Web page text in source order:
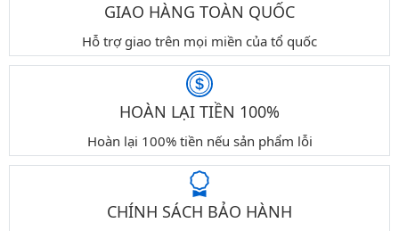
GIAO HÀNG TOÀN QUỐC
Hỗ trợ giao trên mọi miền của tổ quốc
HOÀN LẠI TIỀN 100%
Hoàn lại 100% tiền nếu sản phẩm lỗi
CHÍNH SÁCH BẢO HÀNH